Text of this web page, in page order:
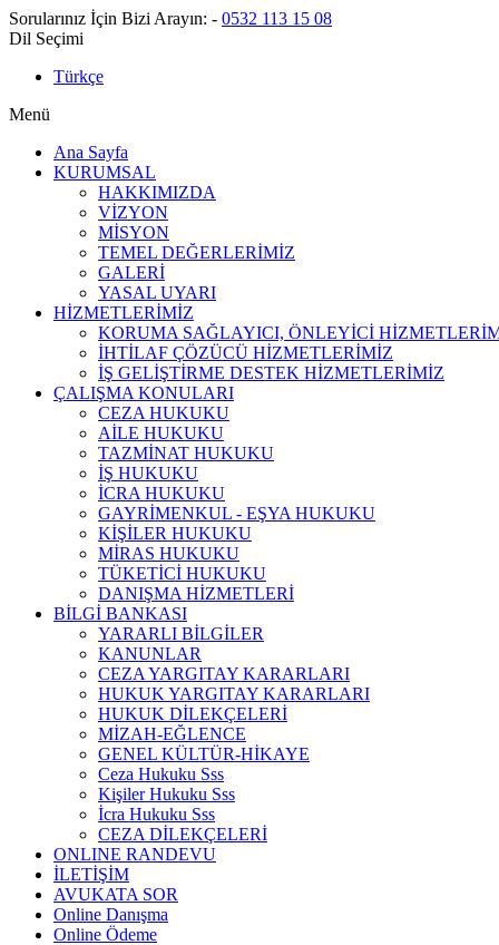
Sorularınız İçin Bizi Arayın: - 0532 113 15 08
Dil Seçimi
Türkçe
Menü
Ana Sayfa
KURUMSAL
HAKKIMIZDA
VİZYON
MİSYON
TEMEL DEĞERLERİMİZ
GALERİ
YASAL UYARI
HİZMETLERİMİZ
KORUMA SAĞLAYICI, ÖNLEYİCİ
İHTİLAF ÇÖZÜCÜ HİZMETLERİMİZ
İŞ GELİŞTİRME DESTEK HİZMETLERİMİZ
ÇALIŞMA KONULARI
CEZA HUKUKU
AİLE HUKUKU
TAZMİNAT HUKUKU
İŞ HUKUKU
İCRA HUKUKU
GAYRİMENKUL - EŞYA HUKUKU
KİŞİLER HUKUKU
MİRAS HUKUKU
TÜKETİCİ HUKUKU
DANIŞMA HİZMETLERİ
BİLGİ BANKASI
YARARLI BİLGİLER
KANUNLAR
CEZA YARGITAY KARARLARI
HUKUK YARGITAY KARARLARI
HUKUK DİLEKÇELERİ
MİZAH-EĞLENCE
GENEL KÜLTÜR-HİKAYE
Ceza Hukuku Sss
Kişiler Hukuku Sss
İcra Hukuku Sss
CEZA DİLEKÇELERİ
ONLINE RANDEVU
İLETİŞİM
AVUKATA SOR
Online Danışma
Online Ödeme